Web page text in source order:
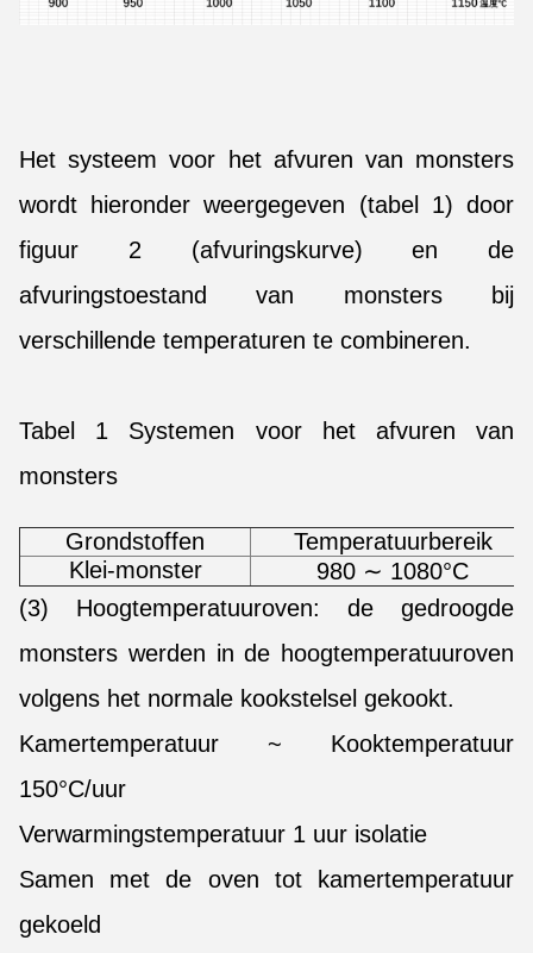
Het systeem voor het afvuren van monsters
wordt hieronder weergegeven (tabel 1) door
figuur 2 (afvuringskurve) en de
afvuringstoestand van monsters bij
verschillende temperaturen te combineren.
Tabel 1 Systemen voor het afvuren van
monsters
Grondstoffen
Temperatuurbereik
Klei-monster
980 ∼ 1080°C
(3) Hoogtemperatuuroven: de gedroogde
monsters werden in de hoogtemperatuuroven
volgens het normale kookstelsel gekookt.
Kamertemperatuur ~ Kooktemperatuur
150°C/uur
Verwarmingstemperatuur 1 uur isolatie
Samen met de oven tot kamertemperatuur
gekoeld